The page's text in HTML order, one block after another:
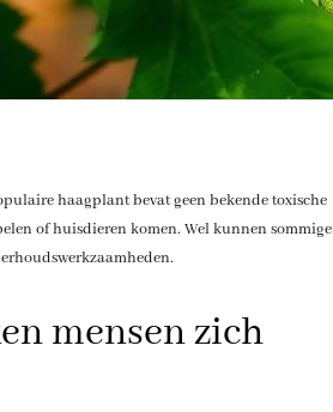
haagplant bevat geen bekende toxische
of huisdieren komen. Wel kunnen sommige
mensen zich